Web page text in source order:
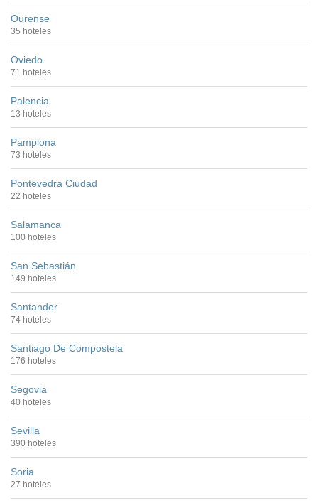
Ourense
35 hoteles
Oviedo
71 hoteles
Palencia
13 hoteles
Pamplona
73 hoteles
Pontevedra Ciudad
22 hoteles
Salamanca
100 hoteles
San Sebastián
149 hoteles
Santander
74 hoteles
Santiago De Compostela
176 hoteles
Segovia
40 hoteles
Sevilla
390 hoteles
Soria
27 hoteles